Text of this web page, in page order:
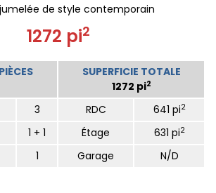
de style contemporain
1272 pi2
SUPERFICIE TOTALE
1272 pi2
3 RDC 641 pi2
1 + 1 Étage 631 pi2
1 Garage N/D